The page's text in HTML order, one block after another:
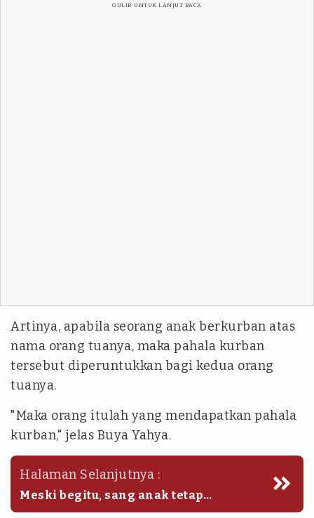
GULIR UNTUK LANJUT BACA
Artinya, apabila seorang anak berkurban atas
nama orang tuanya, maka pahala kurban
tersebut diperuntukkan bagi kedua orang
tuanya.
"Maka orang itulah yang mendapatkan pahala
kurban," jelas Buya Yahya.
Halaman Selanjutnya :
Meski begitu, sang anak tetap
memperoleh pahala karena